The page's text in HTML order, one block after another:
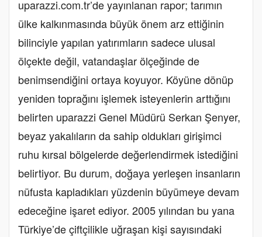
uparazzi.com.tr’de yayınlanan rapor; tarımın
ülke kalkınmasında büyük önem arz ettiğinin
bilinciyle yapılan yatırımların sadece ulusal
ölçekte değil, vatandaşlar ölçeğinde de
benimsendiğini ortaya koyuyor. Köyüne dönüp
yeniden toprağını işlemek isteyenlerin arttığını
belirten uparazzi Genel Müdürü Serkan Şenyer,
beyaz yakalıların da sahip oldukları girişimci
ruhu kırsal bölgelerde değerlendirmek istediğini
belirtiyor. Bu durum, doğaya yerleşen insanların
nüfusta kapladıkları yüzdenin büyümeye devam
edeceğine işaret ediyor. 2005 yılından bu yana
Türkiye’de çiftçilikle uğraşan kişi sayısındaki